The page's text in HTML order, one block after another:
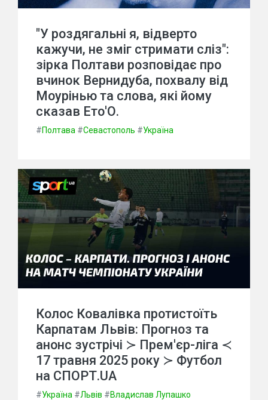
"У роздягальні я, відверто
кажучи, не зміг стримати сліз":
зірка Полтави розповідає про
вчинок Вернидуба, похвалу від
Моурінью та слова, які йому
сказав Ето'О.
#Полтава #Севастополь #Україна
Колос Ковалівка протистоїть
Карпатам Львів: Прогноз та
анонс зустрічі ≻ Прем'єр-ліга ≺
17 травня 2025 року ≻ Футбол
на СПОРТ.UA
#Україна #Львів #Владислав Лупашко